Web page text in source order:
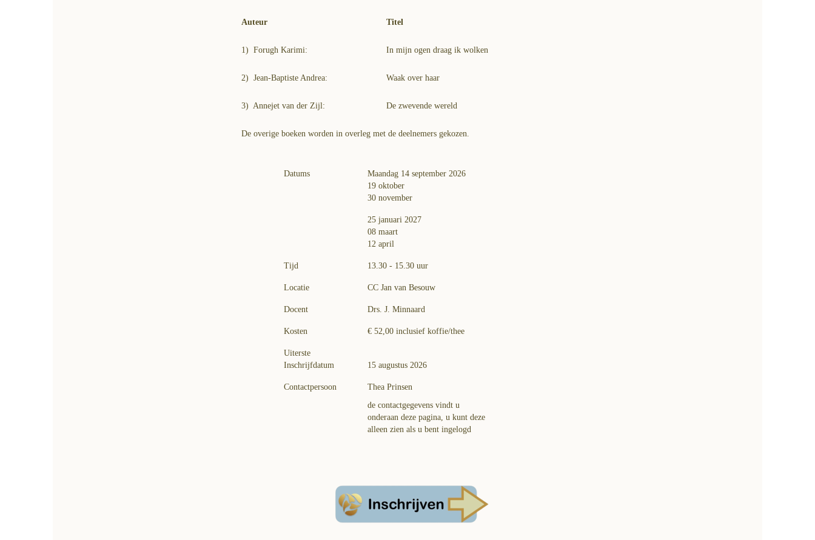
Auteur Titel
1) Forugh Karimi: In mijn ogen draag ik wolken
2) Jean-Baptiste Andrea: Waak over haar
3) Annejet van der Zijl: De zwevende wereld
De overige boeken worden in overleg met de deelnemers gekozen.
Datums
Maandag 14 september 2026
19 oktober
30 november
25 januari 2027
08 maart
12 april
Tijd 13.30 - 15.30 uur
Locatie CC Jan van Besouw
Docent Drs. J. Minnaard
Kosten € 52,00 inclusief koffie/thee
Uiterste
Inschrijfdatum
15 augustus 2026
Contactpersoon
Thea Prinsen
de contactgegevens vindt u
onderaan deze pagina, u kunt deze
alleen zien als u bent ingelogd